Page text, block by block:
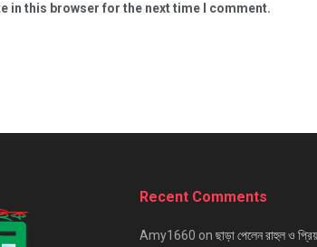
in this browser for the next time I comment.
Recent Comments
Amy1660 on ছাড়া পেলেন রাহুল ও